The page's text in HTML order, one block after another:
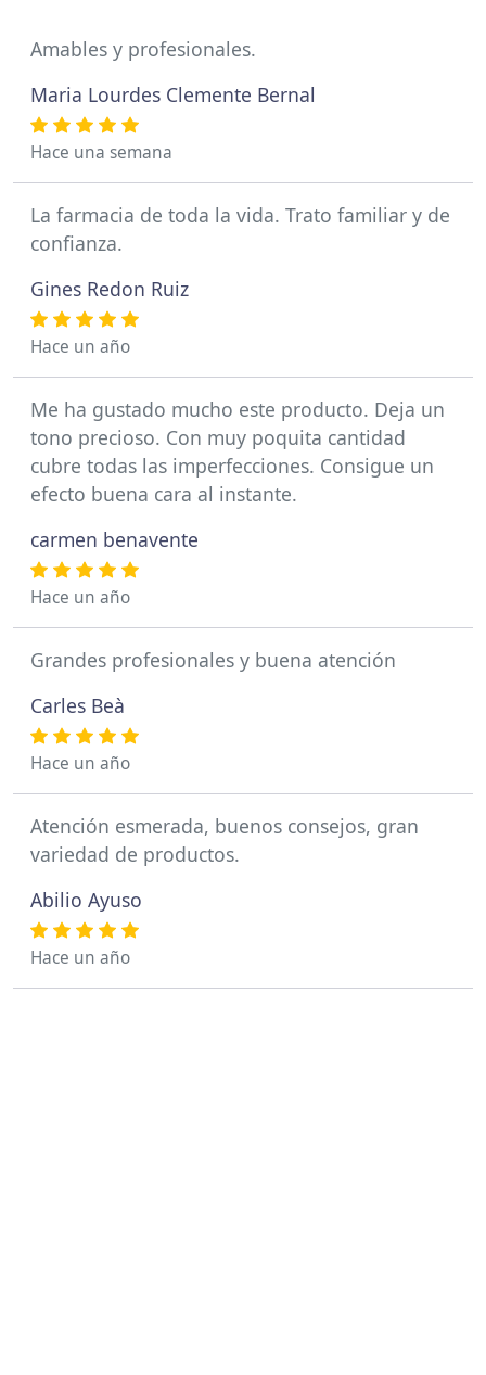
Amables y profesionales.
Maria Lourdes Clemente Bernal
Hace una semana
La farmacia de toda la vida. Trato familiar y de
confianza.
Gines Redon Ruiz
Hace un año
Me ha gustado mucho este producto. Deja un
tono precioso. Con muy poquita cantidad
cubre todas las imperfecciones. Consigue un
efecto buena cara al instante.
carmen benavente
Hace un año
Grandes profesionales y buena atención
Carles Beà
Hace un año
Atención esmerada, buenos consejos, gran
variedad de productos.
Abilio Ayuso
Hace un año